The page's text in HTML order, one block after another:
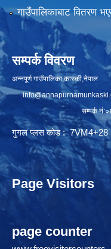
गाउँपालिकाबाट वितरण
सम्पर्क विवरण
अन्नपूर्ण
सम्पर्क नं:०६१-
गुगल प्लस कोड : 7VM4+28
Page Visitors
page counter